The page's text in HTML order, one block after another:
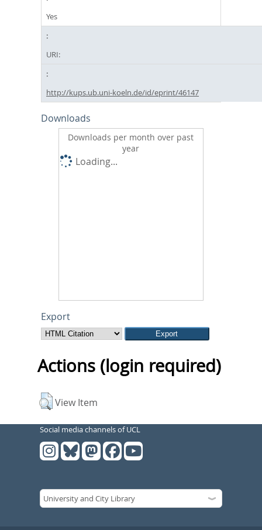
Yes
URI:
http://kups.ub.uni-koeln.de/id/eprint/46147
Downloads
Downloads per month over past
year
Loading...
Export
Actions (login required)
View Item
Social media channels of UCL